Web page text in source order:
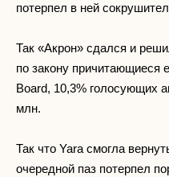
потерпел в ней
Так «Акрон» сдался и
по закону причитающиеся
Board, 10,3% голосующих
млн.
Так что Yara смогла
очередной паз потерпел